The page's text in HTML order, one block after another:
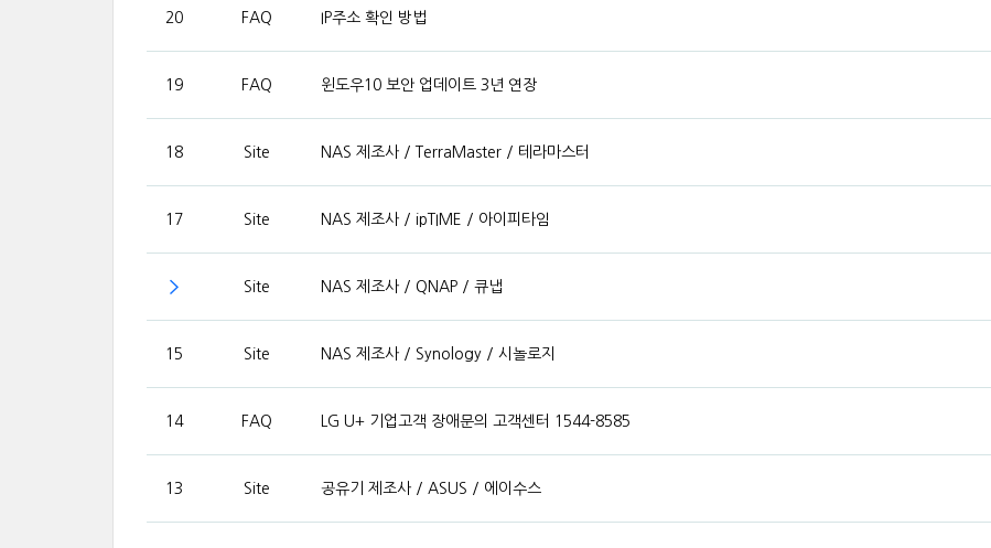
20 FAQ IP주소 확인 방법
19 FAQ 윈도우10 보안 업데이트 3년 연장
18 Site NAS 제조사 / TerraMaster / 테라마스터
17 Site NAS 제조사 / ipTIME / 아이피타임
Site NAS 제조사 / QNAP / 큐냅
15 Site NAS 제조사 / Synology / 시놀로지
14 FAQ LG U+ 기업고객 장애문의 고객센터 1544-8585
13 Site 공유기 제조사 / ASUS / 에이수스